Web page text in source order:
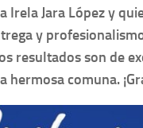
Jara López y
y
resultados son de
comuna.